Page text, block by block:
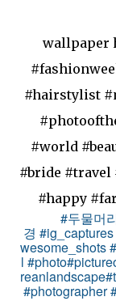
wallpaper
#hairstylist
#world
#bride #travel
#happy
#두물머
경 #ig_captures
wesome_shots
l #photo
reanlandscape
#photographer